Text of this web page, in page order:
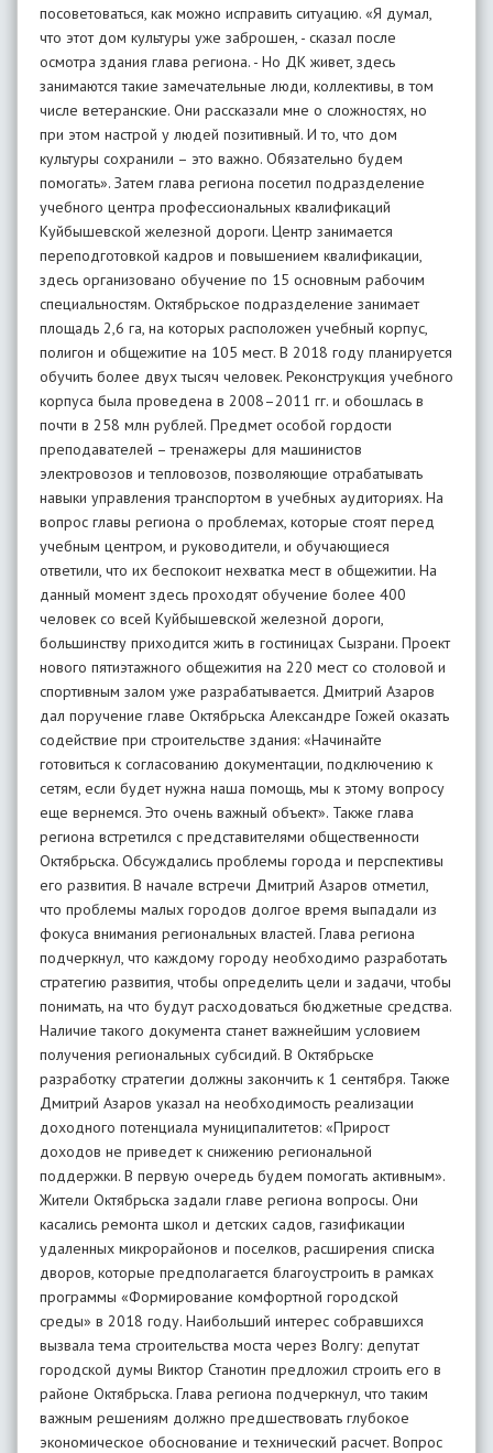
посоветоваться, как можно исправить ситуацию. «Я думал,
что этот дом культуры уже заброшен, - сказал после
осмотра здания глава региона. - Но ДК живет, здесь
занимаются такие замечательные люди, коллективы, в том
числе ветеранские. Они рассказали мне о сложностях, но
при этом настрой у людей позитивный. И то, что дом
культуры сохранили – это важно. Обязательно будем
помогать». Затем глава региона посетил подразделение
учебного центра профессиональных квалификаций
Куйбышевской железной дороги. Центр занимается
переподготовкой кадров и повышением квалификации,
здесь организовано обучение по 15 основным рабочим
специальностям. Октябрьское подразделение занимает
площадь 2,6 га, на которых расположен учебный корпус,
полигон и общежитие на 105 мест. В 2018 году планируется
обучить более двух тысяч человек. Реконструкция учебного
корпуса была проведена в 2008–2011 гг. и обошлась в
почти в 258 млн рублей. Предмет особой гордости
преподавателей – тренажеры для машинистов
электровозов и тепловозов, позволяющие отрабатывать
навыки управления транспортом в учебных аудиториях. На
вопрос главы региона о проблемах, которые стоят перед
учебным центром, и руководители, и обучающиеся
ответили, что их беспокоит нехватка мест в общежитии. На
данный момент здесь проходят обучение более 400
человек со всей Куйбышевской железной дороги,
большинству приходится жить в гостиницах Сызрани. Проект
нового пятиэтажного общежития на 220 мест со столовой и
спортивным залом уже разрабатывается. Дмитрий Азаров
дал поручение главе Октябрьска Александре Гожей оказать
содействие при строительстве здания: «Начинайте
готовиться к согласованию документации, подключению к
сетям, если будет нужна наша помощь, мы к этому вопросу
еще вернемся. Это очень важный объект». Также глава
региона встретился с представителями общественности
Октябрьска. Обсуждались проблемы города и перспективы
его развития. В начале встречи Дмитрий Азаров отметил,
что проблемы малых городов долгое время выпадали из
фокуса внимания региональных властей. Глава региона
подчеркнул, что каждому городу необходимо разработать
стратегию развития, чтобы определить цели и задачи, чтобы
понимать, на что будут расходоваться бюджетные средства.
Наличие такого документа станет важнейшим условием
получения региональных субсидий. В Октябрьске
разработку стратегии должны закончить к 1 сентября. Также
Дмитрий Азаров указал на необходимость реализации
доходного потенциала муниципалитетов: «Прирост
доходов не приведет к снижению региональной
поддержки. В первую очередь будем помогать активным».
Жители Октябрьска задали главе региона вопросы. Они
касались ремонта школ и детских садов, газификации
удаленных микрорайонов и поселков, расширения списка
дворов, которые предполагается благоустроить в рамках
программы «Формирование комфортной городской
среды» в 2018 году. Наибольший интерес собравшихся
вызвала тема строительства моста через Волгу: депутат
городской думы Виктор Станотин предложил строить его в
районе Октябрьска. Глава региона подчеркнул, что таким
важным решениям должно предшествовать глубокое
экономическое обоснование и технический расчет. Вопрос